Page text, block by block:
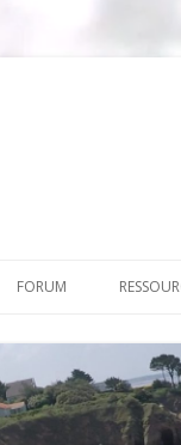
FORUM
VIE DU CLUB
VOLS ET TREUIL
OUTILS